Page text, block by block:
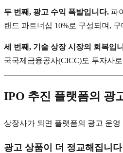
두 번째, 광고 수익 폭발입니다. 파
랜드 파트너십 10%로 구성되며,
세 번째, 기술 상장 시장의 회복입
국국제금융공사(CICC)도 투자사
IPO 추진 플랫폼의 광
상장사가 되면 플랫폼의 광고 운
광고 상품이 더 정교해집니다